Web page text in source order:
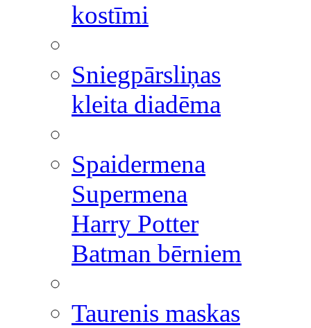
kostīmi
Sniegpārsliņas
kleita diadēma
Spaidermena
Supermena
Harry Potter
Batman bērniem
Taurenis maskas